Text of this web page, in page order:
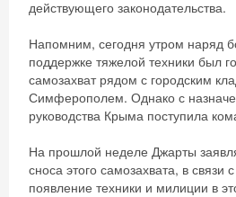
действующего законодательства.
Напомним, сегодня утром наряд
поддержке тяжелой техники был
самозахват рядом с городским
Симферополем. Однако с
руководства Крыма поступила
На прошлой неделе Джарты
сноса этого самозахвата, в
появление техники и милиции в